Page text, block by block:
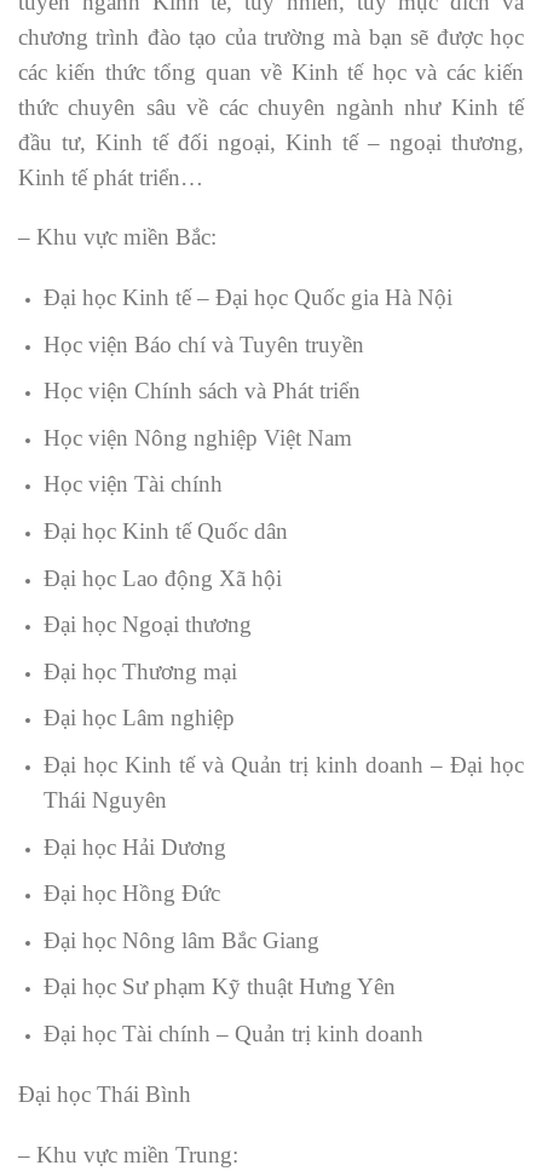
chương trình đào tạo của trường mà bạn sẽ được học
các kiến thức tổng quan về Kinh tế học và các kiến
thức chuyên sâu về các chuyên ngành như Kinh tế
đầu tư, Kinh tế đối ngoại, Kinh tế – ngoại thương,
Kinh tế phát triển…
– Khu vực miền Bắc:
Đại học Kinh tế – Đại học Quốc gia Hà Nội
Học viện Báo chí và Tuyên truyền
Học viện Chính sách và Phát triển
Học viện Nông nghiệp Việt Nam
Học viện Tài chính
Đại học Kinh tế Quốc dân
Đại học Lao động Xã hội
Đại học Ngoại thương
Đại học Thương mại
Đại học Lâm nghiệp
Đại học Kinh tế và Quản trị kinh doanh – Đại học
Thái Nguyên
Đại học Hải Dương
Đại học Hồng Đức
Đại học Nông lâm Bắc Giang
Đại học Sư phạm Kỹ thuật Hưng Yên
Đại học Tài chính – Quản trị kinh doanh
Đại học Thái Bình
– Khu vực miền Trung: